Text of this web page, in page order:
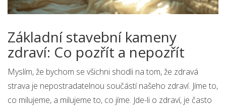
Základní stavební kameny
zdraví: Co pozřít a nepozřít
Myslím, že bychom se všichni shodli na tom, že zdravá
strava je nepostradatelnou součástí našeho zdraví. Jíme to,
co milujeme, a milujeme to, co jíme. Jde-li o zdraví, je často